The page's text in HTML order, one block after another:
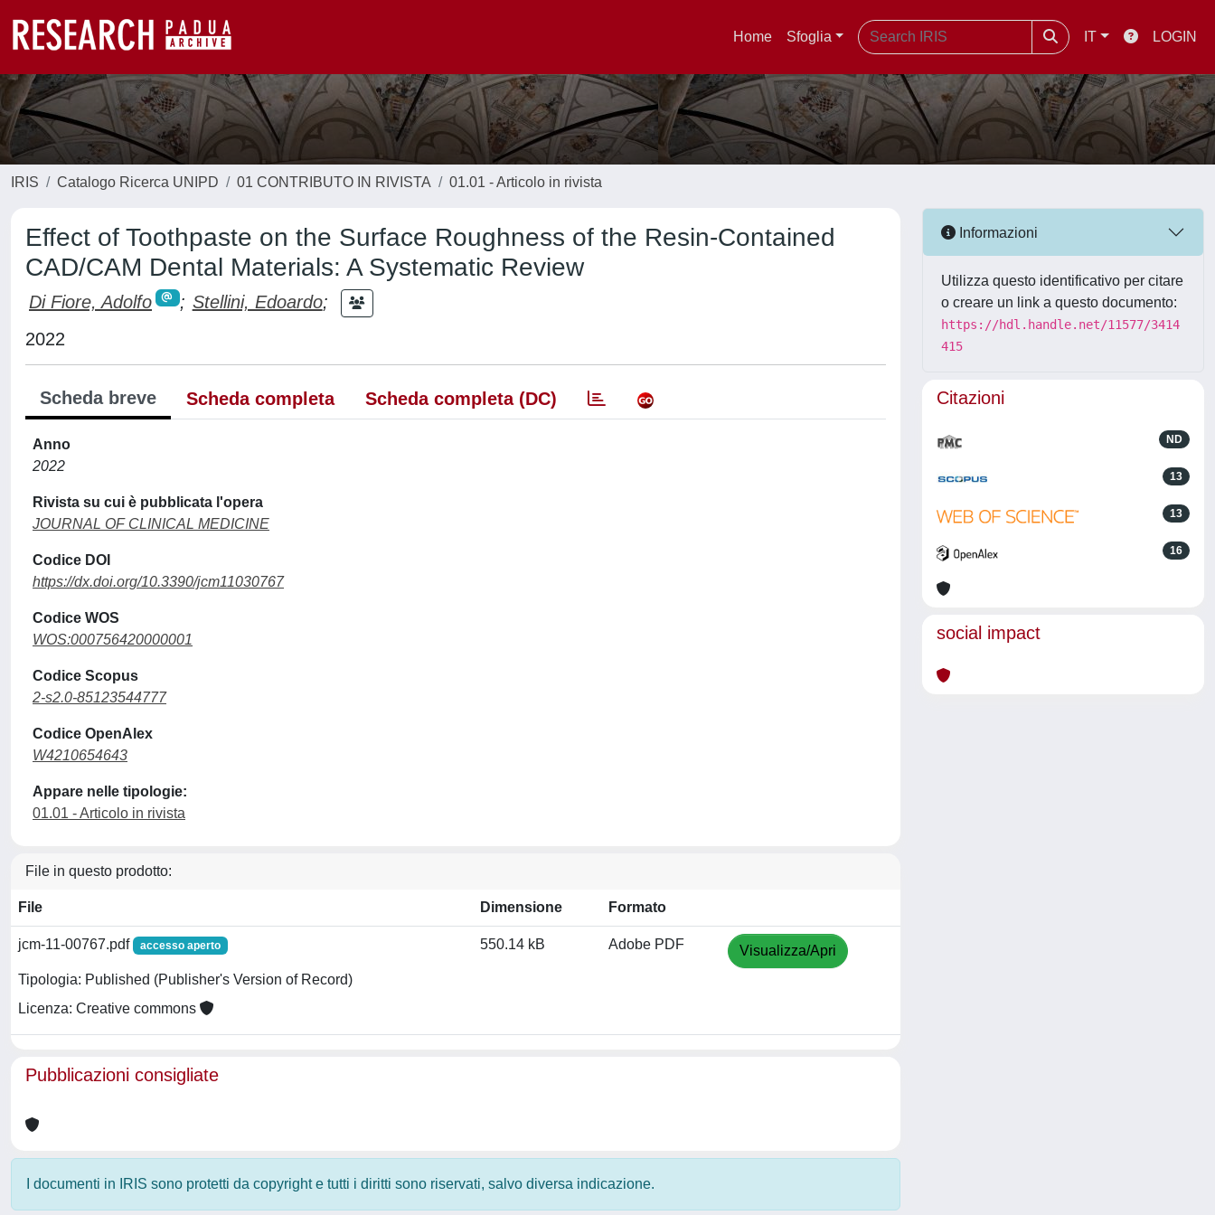
Home Sfoglia IT LOGIN
IRIS Catalogo Ricerca UNIPD 01 CONTRIBUTO IN RIVISTA 01.01 - Articolo in rivista
Effect of Toothpaste on the Surface Roughness of the Resin-Contained
CAD/CAM Dental Materials: A Systematic Review
Di Fiore, Adolfo ; Stellini, Edoardo;
2022
Scheda breve Scheda completa Scheda completa (DC)
Anno
2022
Rivista su cui è pubblicata l'opera
JOURNAL OF CLINICAL MEDICINE
Codice DOI
https://dx.doi.org/10.3390/jcm11030767
Codice WOS
WOS:000756420000001
Codice Scopus
2-s2.0-85123544777
Codice OpenAlex
W4210654643
Appare nelle tipologie:
01.01 - Articolo in rivista
File in questo prodotto:
File Dimensione Formato
jcm-11-00767.pdf accesso aperto
Tipologia: Published (Publisher's Version of Record)
Licenza: Creative commons
550.14 kB Adobe PDF Visualizza/Apri
Pubblicazioni consigliate
I documenti in IRIS sono protetti da copyright e tutti i diritti sono riservati, salvo diversa indicazione.
Informazioni
Utilizza questo identificativo per citare
o creare un link a questo documento:
https://hdl.handle.net/11577/3414
415
Citazioni
ND
13
13
16
social impact